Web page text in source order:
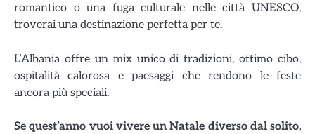
romantico o una fuga culturale nelle città UNESCO,
troverai una destinazione perfetta per te.
L’Albania offre un mix unico di tradizioni, ottimo cibo,
ospitalità calorosa e paesaggi che rendono le feste
ancora più speciali.
Se quest’anno vuoi vivere un Natale diverso dal solito,